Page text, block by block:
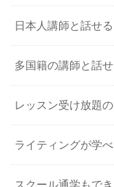
日本人講師と話せ
多国籍の講師と話
レッスン受け放題
ライティングが学
スクール通学もで